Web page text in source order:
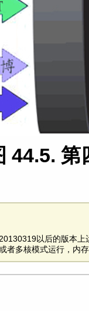
44.5.
以后的版本
者多核模式运行，内